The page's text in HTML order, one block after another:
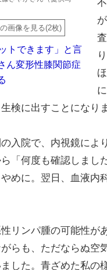
画像を見る(2枚)
トできます」と言
ん変形性膝関節症
検に出すことになり
入院で、内視鏡によ
「何度も確認しまし
めに。翌日、血液内
リンパ腫の可能性が
らも、ただならぬ空
した。青ざめた私の